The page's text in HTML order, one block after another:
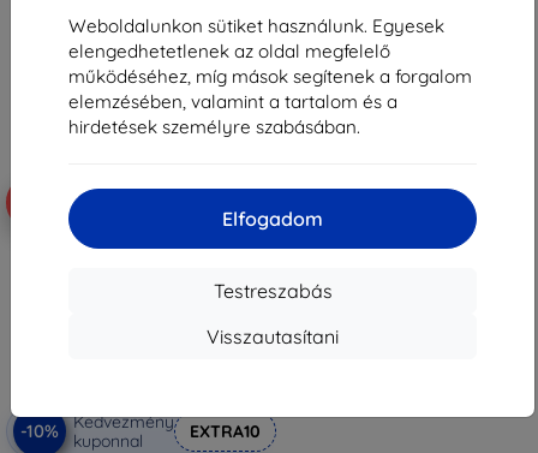
Weboldalunkon sütiket használunk. Egyesek
elengedhetetlenek az oldal megfelelő
működéséhez, míg mások segítenek a forgalom
elemzésében, valamint a tartalom és a
hirdetések személyre szabásában.
Elfogadom
Testreszabás
Visszautasítani
Raktáron 3 darab Raktáron > 5 darab
-10%
Kedvezmény
kuponnal
EXTRA10